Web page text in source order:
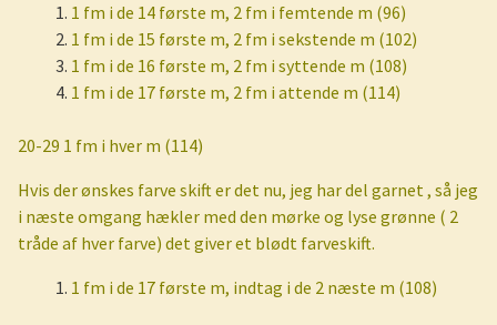
1 fm i de 14 første m, 2 fm i femtende m (96)
1 fm i de 15 første m, 2 fm i sekstende m (102)
1 fm i de 16 første m, 2 fm i syttende m (108)
1 fm i de 17 første m, 2 fm i attende m (114)
20-29 1 fm i hver m (114)
Hvis der ønskes farve skift er det nu, jeg har del garnet , så jeg
i næste omgang hækler med den mørke og lyse grønne ( 2
tråde af hver farve) det giver et blødt farveskift.
1 fm i de 17 første m, indtag i de 2 næste m (108)